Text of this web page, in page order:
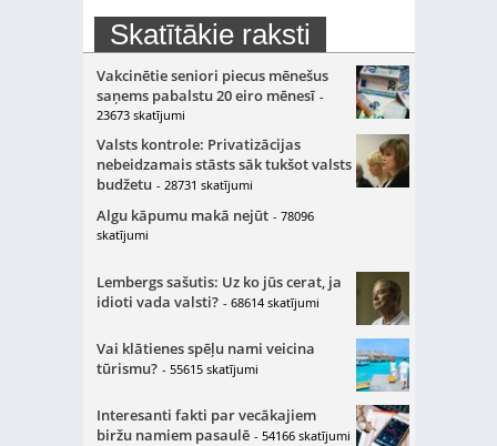
Skatītākie raksti
Vakcinētie seniori piecus mēnešus
saņems pabalstu 20 eiro mēnesī -
23673 skatījumi
Valsts kontrole: Privatizācijas
nebeidzamais stāsts sāk tukšot valsts
budžetu - 28731 skatījumi
Algu kāpumu makā nejūt - 78096
skatījumi
Lembergs sašutis: Uz ko jūs cerat, ja
idioti vada valsti? - 68614 skatījumi
Vai klātienes spēļu nami veicina
tūrismu? - 55615 skatījumi
Interesanti fakti par vecākajiem
biržu namiem pasaulē - 54166 skatījumi